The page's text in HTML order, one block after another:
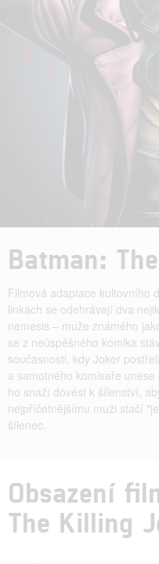
Batman:
Filmová adaptace kultovního
linkách se odehrávají dva
nemesis – muže známého
se z neúspěšného komika
současnosti, kdy Joker
a samotného komisaře
ho snaží dovést k šílenství,
nejpříčetnějšímu muži stačí
šílenec.
Obsazení
The Killing